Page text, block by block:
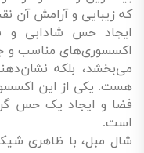
که زیبایی و آرامش آن
ایجاد حس شادابی و
اکسسوری‌های مناسب و
می‌بخشد، بلکه
هست. یکی از این
فضا و ایجاد یک حس
است.
شال مبل، با ظاهری شیک